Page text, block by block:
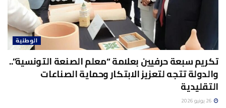
الوطنية
تكريم سبعة حرفيين بعلامة “معلم الصنعة التونسية”..
والدولة تتجه لتعزيز الابتكار وحماية الصناعات
التقليدية